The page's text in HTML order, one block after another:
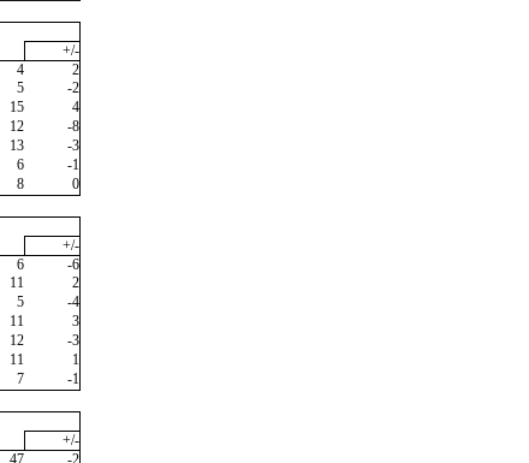
+/-
4
2
5
-2
15
4
12
-8
13
-3
6
-1
8
0
+/-
6
-6
11
2
5
-4
11
3
12
-3
11
1
7
-1
+/-